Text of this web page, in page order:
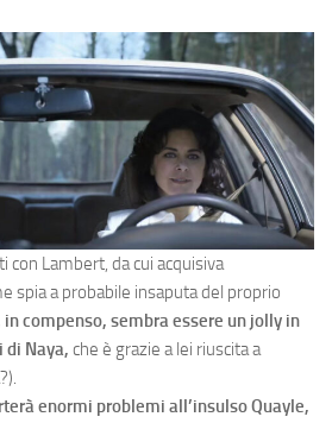
con Lambert, da cui acquisiva
spia a probabile insaputa del proprio
compenso, sembra essere un jolly in
di Naya, che è grazie a lei riuscita a
enormi problemi all’insulso Quayle,